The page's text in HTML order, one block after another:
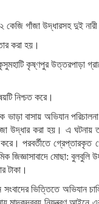
কেজি গাঁজা উদ্ধারসহ দুই
করা হয়।
কৃষ্ণপুর উত্তরপাড়া
নিশ্চত করে।
বাসায় অভিযান
উদ্ধার করা হয়। এ ঘটনায়
পরবর্তীতে গ্রেপ্তারকৃত
মোছা: বুলবুলি
টাকা।
ভিত্তিতে অভিযান